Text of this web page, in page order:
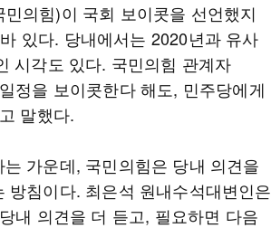
의힘)이 국회 보이콧을 선언했지
있다. 당내에서는 2020년과 유사
시각도 있다. 국민의힘 관계자
정을 보이콧한다 해도, 민주당에게
말했다.
가운데, 국민의힘은 당내 의견을
침이다. 최은석 원내수석대변인은
내 의견을 더 듣고, 필요하면 다음